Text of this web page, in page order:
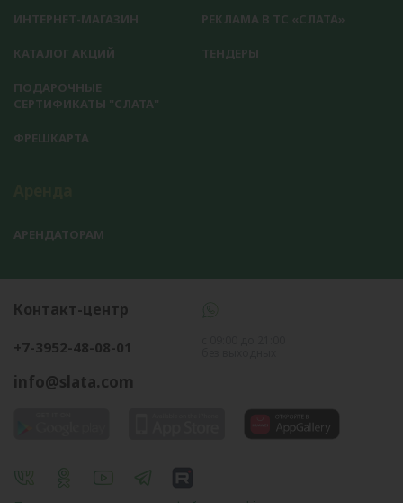
ИНТЕРНЕТ-МАГАЗИН
КАТАЛОГ АКЦИЙ
ПОДАРОЧНЫЕ
СЕРТИФИКАТЫ "СЛАТА"
ФРЕШКАРТА
РЕКЛАМА В ТС «СЛАТА»
ТЕНДЕРЫ
АРЕНДАТОРАМ
Контакт-центр
+7-3952-48-08-01
info@slata.com